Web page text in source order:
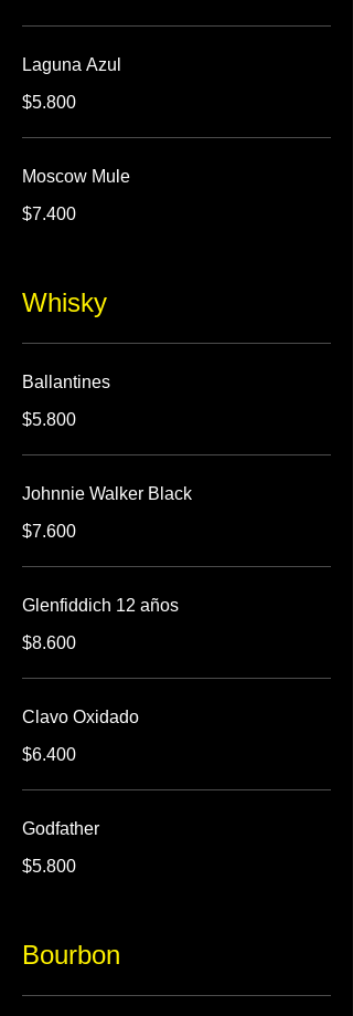
Laguna Azul
$5.800
Moscow Mule
$7.400
Whisky
Ballantines
$5.800
Johnnie Walker Black
$7.600
Glenfiddich 12 años
$8.600
Clavo Oxidado
$6.400
Godfather
$5.800
Bourbon